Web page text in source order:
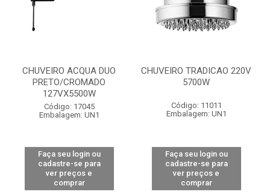
CHUVEIRO ACQUA DUO
PRETO/CROMADO
127VX5500W
Código: 17045
Embalagem: UN1
Faça seu login ou
cadastre-se para
ver preços e
comprar
CHUVEIRO TRADICAO 220V
5700W
Código: 11011
Embalagem: UN1
Faça seu login ou
cadastre-se para
ver preços e
comprar